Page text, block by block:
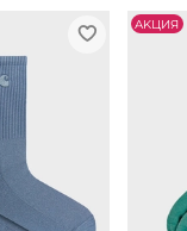
АKЦИЯ